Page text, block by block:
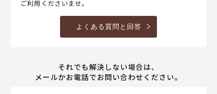
ご利用くださいませ。
よくある質問と回答
それでも解決しない場合は、
メールかお電話でお問い合わせください。